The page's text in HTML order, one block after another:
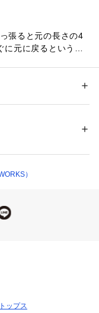
張ると元の長さの4
元に戻るという、
を熱圧着加工で処理
デザインにとことん
ップジャケットのイ
）
トップス